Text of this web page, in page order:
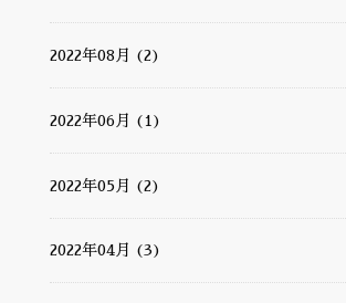
2022年08月 (2)
2022年06月 (1)
2022年05月 (2)
2022年04月 (3)